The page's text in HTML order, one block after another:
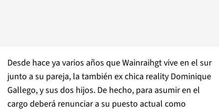
Desde hace ya varios años que Wainraihgt vive en el sur
junto a su pareja, la también ex chica reality Dominique
Gallego, y sus dos hijos. De hecho, para asumir en el
cargo deberá renunciar a su puesto actual como